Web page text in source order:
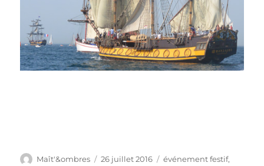
Auteur
Maît'&ombres
Publié
26 juillet 2016 Catégories
événement festif,